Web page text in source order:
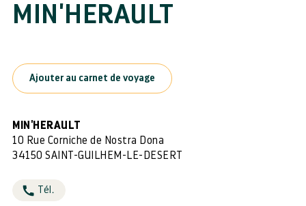
MIN'HERAULT
Ajouter au carnet de voyage
MIN'HERAULT
10 Rue Corniche de Nostra Dona
34150 SAINT-GUILHEM-LE-DESERT
Tél.